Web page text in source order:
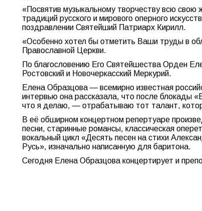
«Посвятив музыкальному творчеству всю
традиций русского и мирового оперного
поздравлении Святейший Патриарх Кирилл.
«Особенно хотел бы отметить Ваши труды в
Православной Церкви.
По благословению Его Святейшества Орден
Ростовский и Новочеркасский Меркурий.
Елена Образцова — всемирно известная
интервью она рассказала, что после блокады
что я делаю, — отрабатываю тот талант,
В её обширном концертном репертуаре
песни, старинные романсы, классическая
вокальный цикл «Десять песен на стихи
Русь», изначально написанную для баритона.
Сегодня Елена Образцова концертирует и